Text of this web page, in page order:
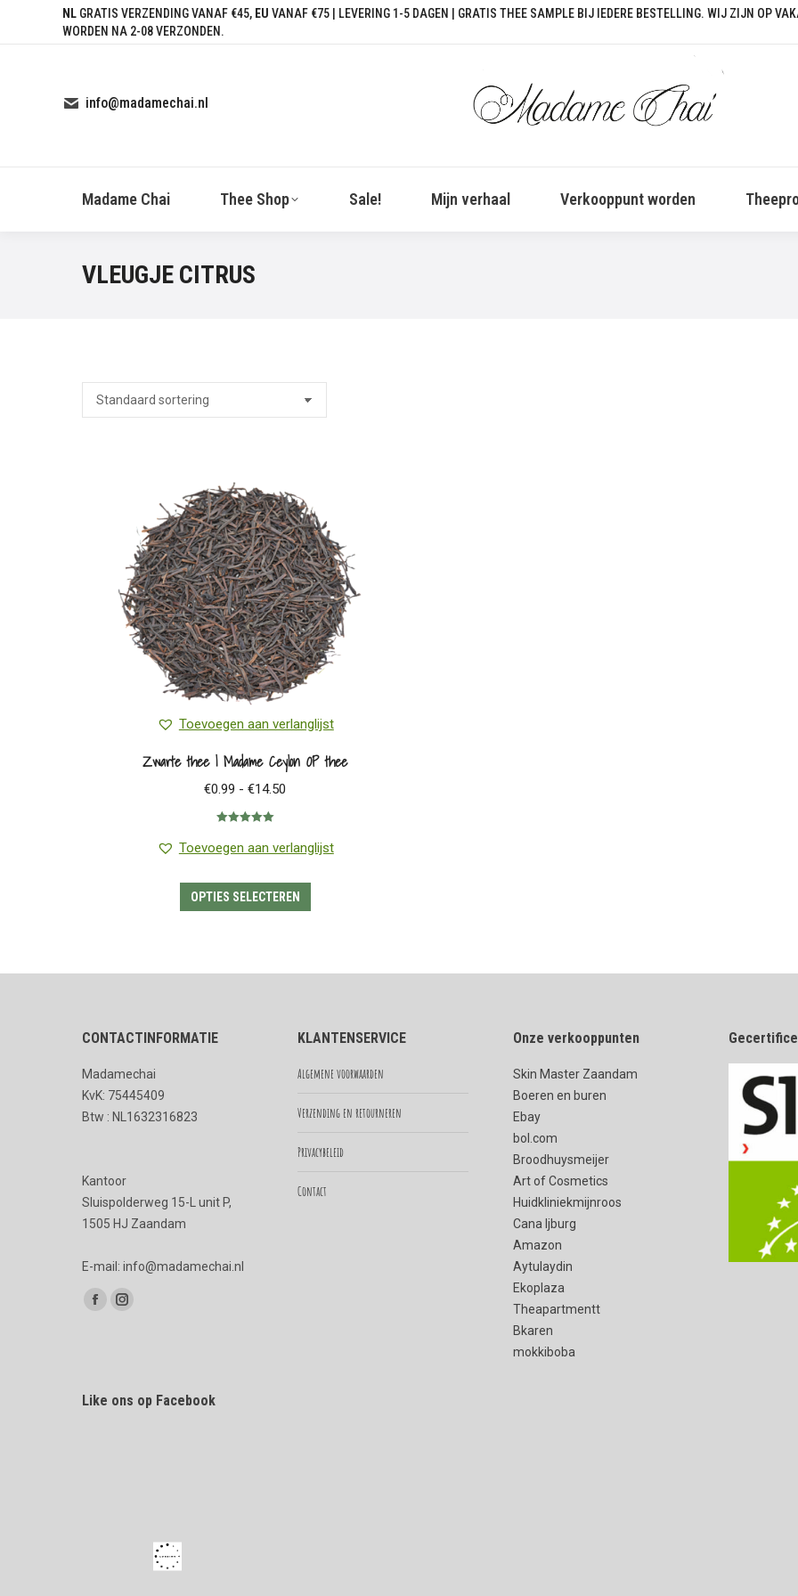
NL GRATIS VERZENDING VANAF €45, EU VANAF €75 | LEVERING 1-5 DAGEN | GRATIS THEE SAMPLE BIJ IEDERE BESTELLING. WIJ ZIJN OP
WORDEN NA 2-08 VERZONDEN.
info@madamechai.nl
Madame Chai Thee Shop Sale! Mijn verhaal Verkooppunt worden
VLEUGJE CITRUS
Toevoegen aan verlanglijst
Zwarte thee | Madame Ceylon OP thee
€0.99 - €14.50
€14.50
5.00 uit 5
Toevoegen aan verlanglijst
OPTIES SELECTEREN
optie
worden
de
CONTACTINFORMATIE
Madamechai
KvK: 75445409
Btw : NL1632316823
Kantoor
Sluispolderweg 15-L unit P,
1505 HJ Zaandam
E-mail: info@madamechai.nl
Vind ons op:
Facebook
new
Instagram
new
KLANTENSERVICE
Algemene voorwaarden
Verzending en retourneren
Privacybeleid
Contact
Onze verkooppunten
Skin Master Zaandam
Boeren en buren
Ebay
bol.com
Broodhuysmeijer
Art of Cosmetics
Huidkliniekmijnroos
Cana Ijburg
Amazon
Aytulaydin
Ekoplaza
Theapartmentt
Bkaren
mokkiboba
Like ons op Facebook